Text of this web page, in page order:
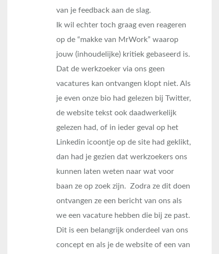
van je feedback aan de slag.
Ik wil echter toch graag even reageren
op de “makke van MrWork” waarop
jouw (inhoudelijke) kritiek gebaseerd is.
Dat de werkzoeker via ons geen
vacatures kan ontvangen klopt niet. Als
je even onze bio had gelezen bij Twitter,
de website tekst ook daadwerkelijk
gelezen had, of in ieder geval op het
Linkedin icoontje op de site had geklikt,
dan had je gezien dat werkzoekers ons
kunnen laten weten naar wat voor
baan ze op zoek zijn. Zodra ze dit doen
ontvangen ze een bericht van ons als
we een vacature hebben die bij ze past.
Dit is een belangrijk onderdeel van ons
concept en als je de website of een van